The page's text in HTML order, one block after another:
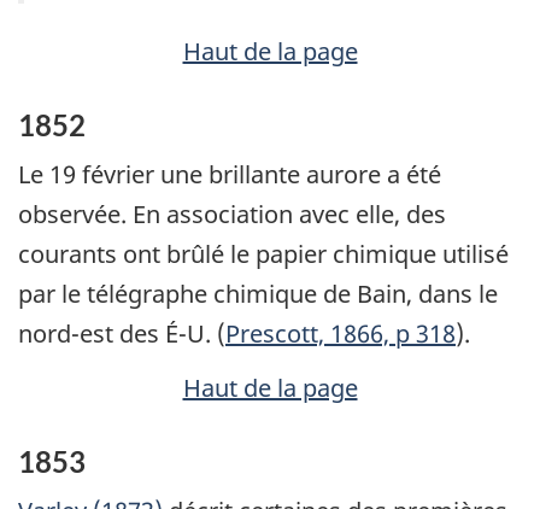
Haut de la page
1852
Le 19 février une brillante aurore a été
observée. En association avec elle, des
courants ont brûlé le papier chimique utilisé
par le télégraphe chimique de Bain, dans le
nord-est des É-U. (Prescott, 1866, p 318).
Haut de la page
1853